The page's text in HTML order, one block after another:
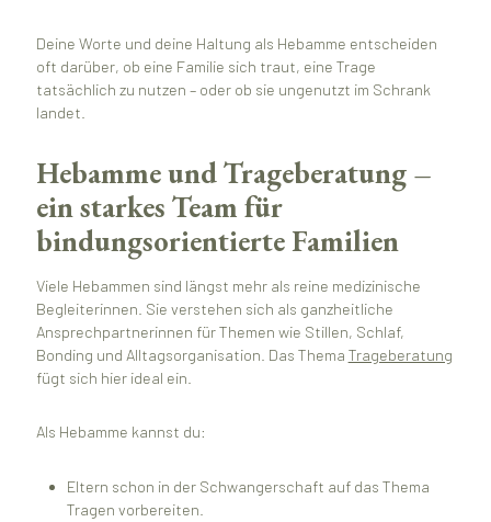
Deine Worte und deine Haltung als Hebamme entscheiden
oft darüber, ob eine Familie sich traut, eine Trage
tatsächlich zu nutzen – oder ob sie ungenutzt im Schrank
landet.
Hebamme und Trageberatung –
ein starkes Team für
bindungsorientierte Familien
Viele Hebammen sind längst mehr als reine medizinische
Begleiterinnen. Sie verstehen sich als ganzheitliche
Ansprechpartnerinnen für Themen wie Stillen, Schlaf,
Bonding und Alltagsorganisation. Das Thema Trageberatung
fügt sich hier ideal ein.
Als Hebamme kannst du:
Eltern schon in der Schwangerschaft auf das Thema
Tragen vorbereiten.